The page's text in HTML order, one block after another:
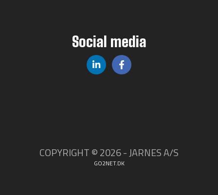
Social media
COPYRIGHT © 2026 - JARNES A/S
GO2NET.DK